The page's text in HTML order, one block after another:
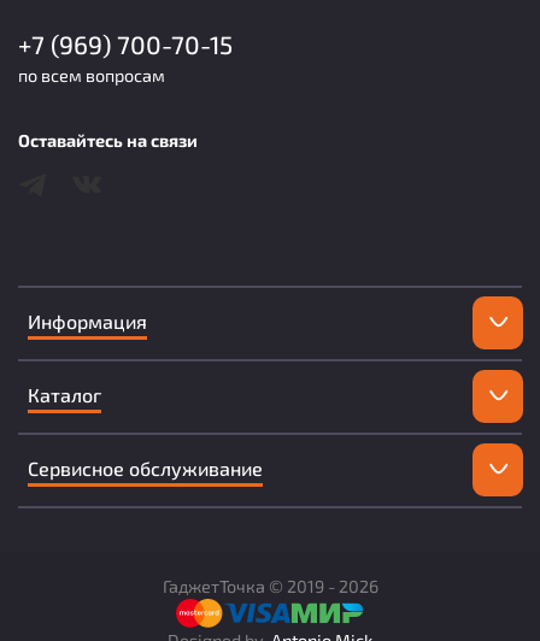
Информация
Каталог
Сервисное обслуживание
+7 (969) 700-70-15
по всем вопросам
Оставайтесь на связи
ГаджетТочка © 2019 - 2026